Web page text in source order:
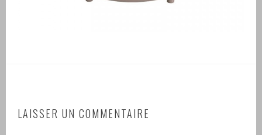
LAISSER UN COMMENTAIRE